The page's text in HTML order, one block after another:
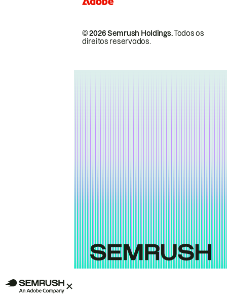
© 2026 Semrush Holdings.Todos os
direitos reservados.